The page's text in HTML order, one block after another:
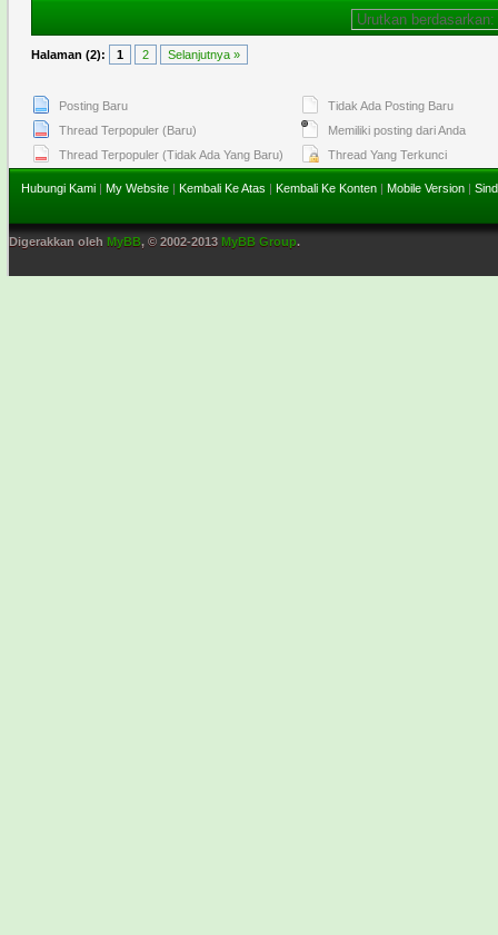
Halaman (2): 1 2 Selanjutnya »
Posting Baru
Thread Terpopuler (Baru)
Thread Terpopuler (Tidak Ada Yang Baru)
Tidak Ada Posting Baru
Memiliki posting dari Anda
Thread Yang Terkunci
Hubungi Kami | My Website | Kembali Ke Atas | Kembali Ke Konten | Mobile Version |
Digerakkan oleh MyBB, © 2002-2013 MyBB Group.